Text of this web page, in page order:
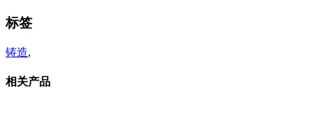
标签
铸造,
相关产品